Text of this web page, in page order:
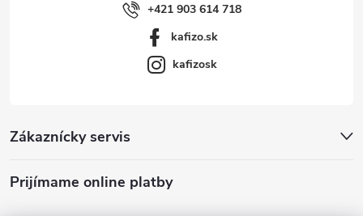
Zákaznícky servis
Prijímame online platby
+421 903 614 718
kafizo.sk
kafizosk